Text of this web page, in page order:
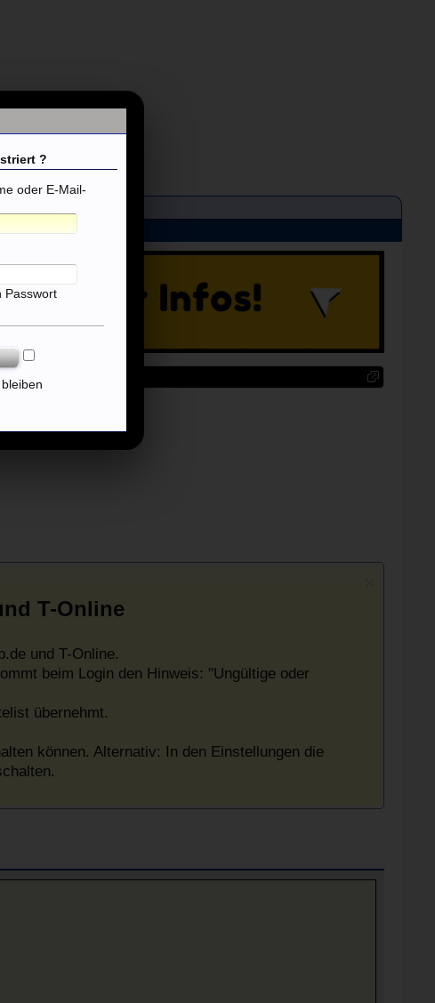
T-Online
und T-Online.
beim Login den Hinweis: "Ungültige oder
übernehmt.
können. Alternativ: In den Einstellungen die
?
oder E-Mail-
Passwort